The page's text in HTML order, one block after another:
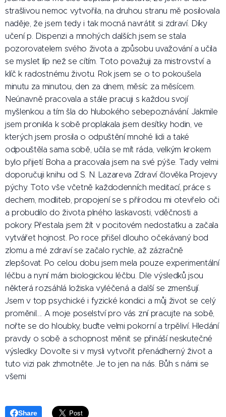
strašlivou nemoc vytvořila, na druhou stranu mě posilovala
naděje, že jsem tedy i tak mocná navrátit si zdraví. Díky
učení p. Dispenzi a mnohých dalších jsem se stala
pozorovatelem svého života a způsobu uvažování a učila
se myslet líp než se cítím. Toto považuji za mistrovství a
klíč k radostnému životu. Rok jsem se o to pokoušela
minutu za minutou, den za dnem, měsíc za měsícem.
Neúnavně pracovala a stále pracuji s každou svojí
myšlenkou a tím šla do hlubokého sebepoznávání. Jakmile
jsem pronikla k sobě proplakala jsem desítky hodin, ve
kterých jsem prosila o odpuštění mnohé lidi a také
odpouštěla sama sobě, učila se mít ráda, velkým krokem
bylo přijetí Boha a pracovala jsem na své pýše. Tady velmi
doporučuji knihu od S. N. Lazareva Zdraví člověka Projevy
pýchy. Toto vše včetně každodenních meditací, práce s
dechem, modliteb, propojení se s přírodou mi otevřelo oči
a probudilo do života plného laskavosti, vděčnosti a
pokory. Přestala jsem žít v pocitovém nedostatku a začala
vytvářet hojnost. Po roce přišel dlouho očekávaný bod
zlomu a mé zdraví se začalo rychle, až zázračně
zlepšovat. Po celou dobu jsem mela pouze experimentální
léčbu a nyní mám biologickou léčbu. Dle výsledků jsou
některá rozsáhlá ložiska vyléčená a další se zmenšují.
Jsem v top psychické i fyzické kondici a můj život se celý
proměnil.... A moje poselství pro vás zní pracujte na sobě,
nořte se do hloubky, buďte velmi pokorní a trpěliví. Hledání
pravdy o sobě a schopnost měnit se přináší neskutečné
výsledky. Dovolte si v mysli vytvořit přenádherný život a
tuto vizi pak zhmotněte. Je to jen na nás. Bůh s námi se
všemi
Share